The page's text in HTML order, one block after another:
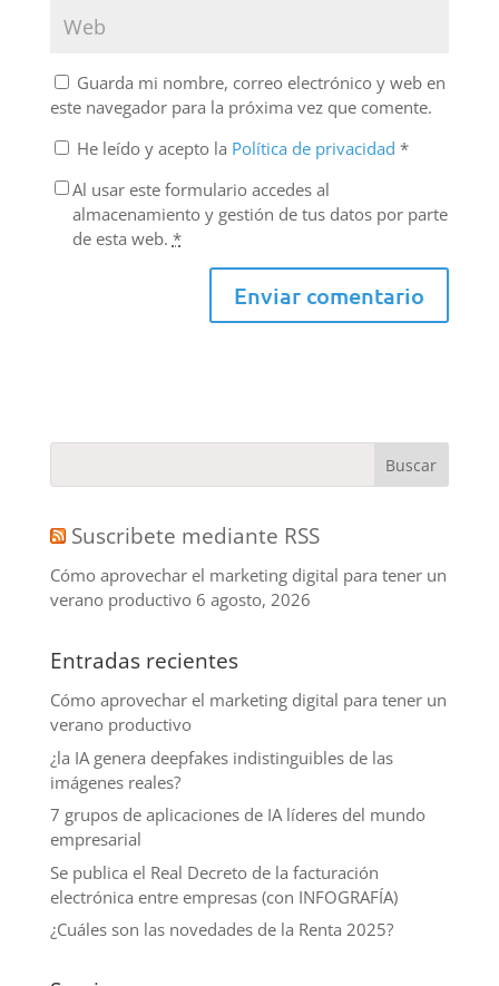
Guarda mi nombre, correo electrónico y web en
este navegador para la próxima vez que comente.
He leído y acepto la Política de privacidad *
Al usar este formulario accedes al
almacenamiento y gestión de tus datos por parte
de esta web. *
Suscribete mediante RSS
Cómo aprovechar el marketing digital para tener un
verano productivo 6 agosto, 2026
Entradas recientes
Cómo aprovechar el marketing digital para tener un
verano productivo
¿la IA genera deepfakes indistinguibles de las
imágenes reales?
7 grupos de aplicaciones de IA líderes del mundo
empresarial
Se publica el Real Decreto de la facturación
electrónica entre empresas (con INFOGRAFÍA)
¿Cuáles son las novedades de la Renta 2025?